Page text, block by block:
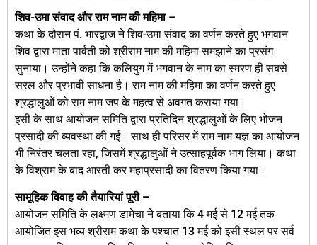
शिव-उमा संवाद और राम नाम की महिमा –
कथा के दौरान पं. भारद्वाज ने शिव-उमा संवाद का वर्णन करते हुए भगवान
शिव द्वारा माता पार्वती को श्रीराम नाम की महिमा समझाने का प्रसंग
सुनाया। उन्होंने कहा कि कलियुग में भगवान के नाम का स्मरण ही सबसे
सरल और प्रभावी साधना है। राम नाम की महिमा का वर्णन करते हुए
श्रद्धालुओं को राम नाम जप के महत्व से अवगत कराया गया।
इसी के साथ आयोजन समिति द्वारा प्रतिदिन श्रद्धालुओं के लिए भोजन
प्रसादी की व्यवस्था की गई। साथ ही परिसर में राम नाम यज्ञ का आयोजन
भी निरंतर चलता रहा, जिसमें श्रद्धालुओं ने उत्साहपूर्वक भाग लिया। कथा
के विश्राम के बाद आरती कर महाप्रसादी का वितरण किया गया।
सामूहिक विवाह की तैयारियां पूरी –
आयोजन समिति के लक्ष्मण डामेचा ने बताया कि 4 मई से 12 मई तक
आयोजित इस भव्य श्रीराम कथा के पश्चात 13 मई को इसी स्थल पर सर्व